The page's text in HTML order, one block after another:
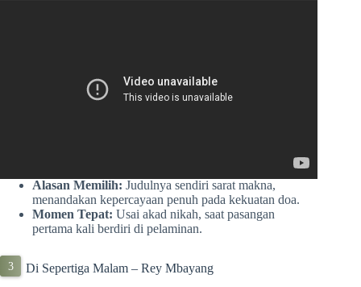
Alasan Memilih: Judulnya sendiri sarat makna,
menandakan kepercayaan penuh pada kekuatan doa.
Momen Tepat: Usai akad nikah, saat pasangan
pertama kali berdiri di pelaminan.
Di Sepertiga Malam – Rey Mbayang